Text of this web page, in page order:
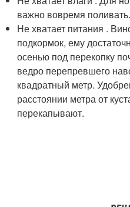
важно вовремя поливать.
Не хватает питания .
подкормок, ему
осенью под перекопку
ведро перепревшего
квадратный метр.
расстоянии метра от
перекапывают.